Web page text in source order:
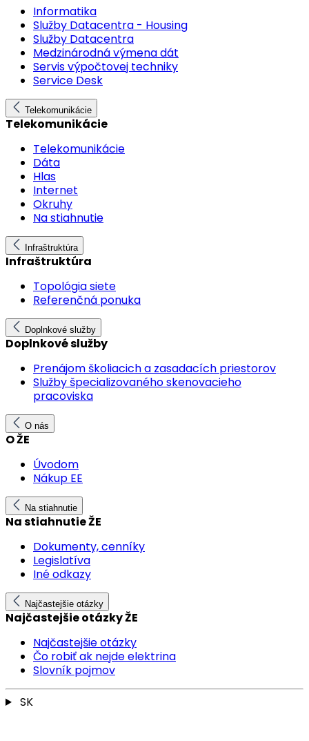
Informatika
Služby Datacentra - Housing
Služby Datacentra
Medzinárodná výmena dát
Servis výpočtovej techniky
Service Desk
Telekomunikácie
Telekomunikácie
Telekomunikácie
Dáta
Hlas
Internet
Okruhy
Na stiahnutie
Infraštruktúra
Infraštruktúra
Topológia siete
Referenčná ponuka
Doplnkové služby
Doplnkové služby
Prenájom školiacich a zasadacích priestorov
Služby špecializovaného skenovacieho
pracoviska
O nás
O ŽE
Úvodom
Nákup EE
Na stiahnutie
Na stiahnutie ŽE
Dokumenty, cenníky
Legislatíva
Iné odkazy
Najčastejšie otázky
Najčastejšie otázky ŽE
Najčastejšie otázky
Čo robiť ak nejde elektrina
Slovník pojmov
SK